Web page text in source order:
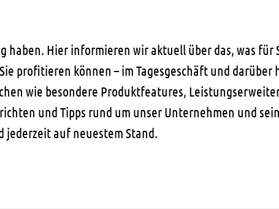
Hier informieren wir aktuell über das, was für
profitieren können – im Tagesgeschäft und darüber
wie besondere Produktfeatures,
und Tipps rund um unser Unternehmen und
jederzeit auf neuestem Stand.